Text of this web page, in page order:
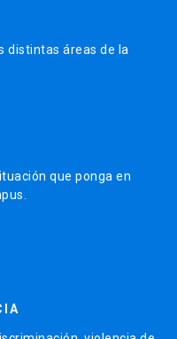
distintas áreas de la
que ponga en